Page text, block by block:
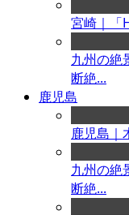
宮崎｜「
九州の絶
断絶...
鹿児島
鹿児島｜
九州の絶
断絶...